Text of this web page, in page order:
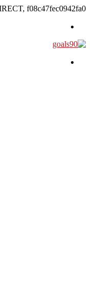
f08c47fec0942fa0